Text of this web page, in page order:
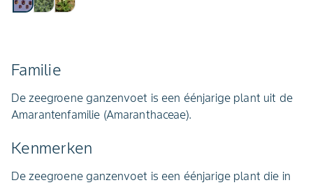
Familie
De zeegroene ganzenvoet is een éénjarige plant uit de
Amarantenfamilie (Amaranthaceae).
Kenmerken
De zeegroene ganzenvoet is een éénjarige plant die in